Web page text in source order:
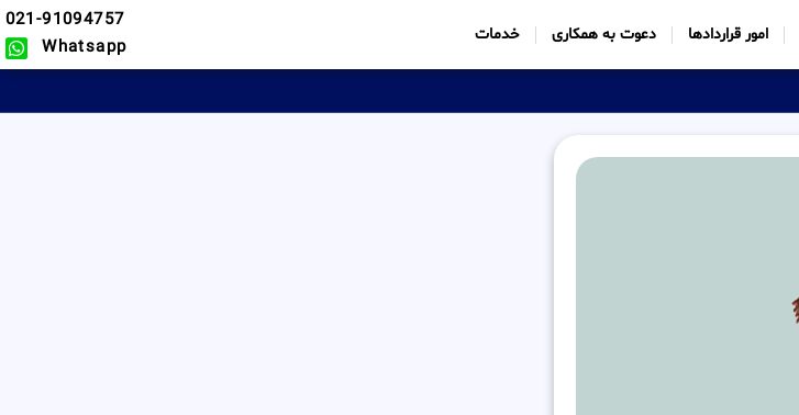
امور قراردادها دعوت به همکاری خدمات
021-91094757
Whatsapp